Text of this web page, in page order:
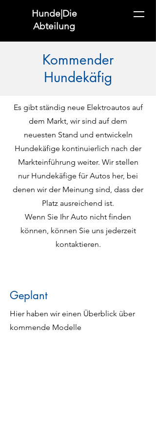
Hunde|Die
Abteilung
Kommender
Hundekäfig
Es gibt ständig neue Elektroautos auf
dem Markt, wir sind auf dem
neuesten Stand und entwickeln
Hundekäfige kontinuierlich nach der
Markteinführung weiter. Wir stellen
nur Hundekäfige für Autos her, bei
denen wir der Meinung sind, dass der
Platz ausreichend ist.
Wenn Sie Ihr Auto nicht finden
können, können Sie uns jederzeit
kontaktieren.
Geplant
Hier haben wir einen Überblick über
kommende Modelle